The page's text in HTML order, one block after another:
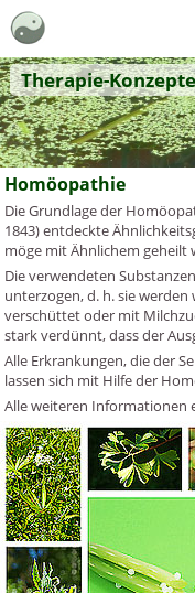
Therapie-
Homöopathie
Die Grundlage der
1843) entdeckte
möge mit Ähnlichem geheilt
Die verwendeten
unterzogen, d. h. sie
verschüttet oder mit
stark verdünnt, dass der
Alle Erkrankungen, die der
lassen sich mit Hilfe der
Alle weiteren Informationen